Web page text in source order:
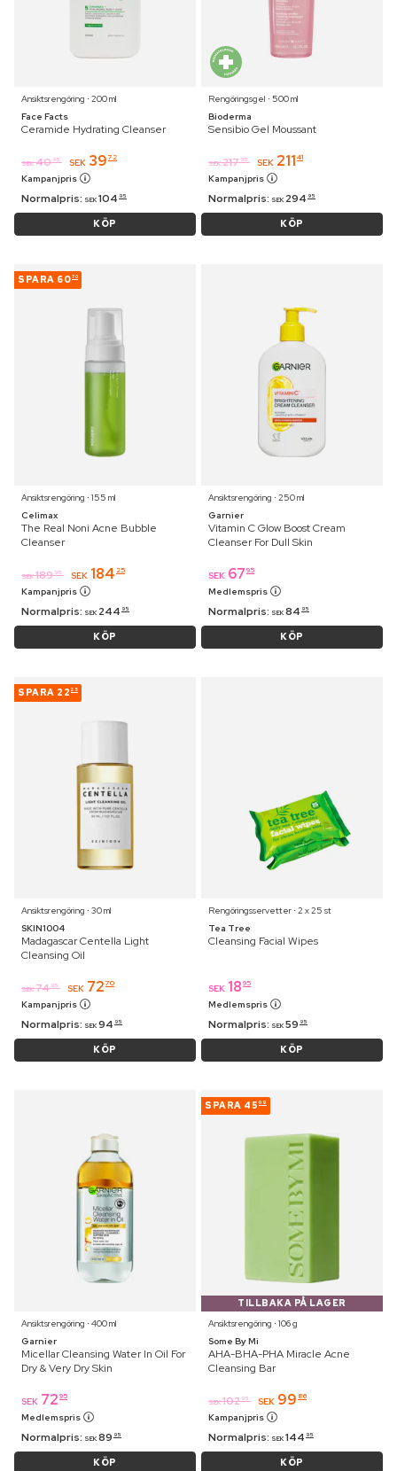
Ansiktsrengöring ⋅ 200 ml
Face Facts
Ceramide Hydrating Cleanser
SEK 40 95 SEK 39 72
Kampanjpris
Normalpris: SEK 104 95
KÖP
Rengöringsgel ⋅ 500 ml
Bioderma
Sensibio Gel Moussant
SEK 217 95 SEK 211 41
Kampanjpris
Normalpris: SEK 294 95
KÖP
SPARA 6070
Ansiktsrengöring ⋅ 155 ml
Celimax
The Real Noni Acne Bubble
Cleanser
SEK 189 95 SEK 184 25
Kampanjpris
Normalpris: SEK 244 95
KÖP
Ansiktsrengöring ⋅ 250 ml
Garnier
Vitamin C Glow Boost Cream
Cleanser For Dull Skin
SEK 67 95
Medlemspris
Normalpris: SEK 84 95
KÖP
SPARA 22 25
Ansiktsrengöring ⋅ 30 ml
SKIN1004
Madagascar Centella Light
Cleansing Oil
SEK 74 95 SEK 72 70
Kampanjpris
Normalpris: SEK 94 95
KÖP
Rengöringsservetter ⋅ 2 x 25 st
Tea Tree
Cleansing Facial Wipes
SEK 18 95
Medlemspris
Normalpris: SEK 59 95
KÖP
Ansiktsrengöring ⋅ 400 ml
Garnier
Micellar Cleansing Water In Oil For
Dry & Very Dry Skin
SEK 72 95
Medlemspris
Normalpris: SEK 89 95
KÖP
SPARA 45 09
TILLBAKA PÅ LAGER
Ansiktsrengöring ⋅ 106 g
Some By Mi
AHA-BHA-PHA Miracle Acne
Cleansing Bar
SEK 102 95 SEK 99 86
Kampanjpris
Normalpris: SEK 144 95
KÖP